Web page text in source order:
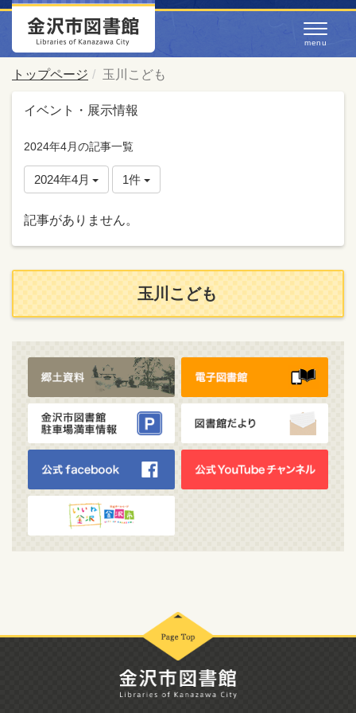
トップページ 玉川こども
イベント・展示情報
2024年4月の記事一覧
2024年4月 1件
記事がありません。
玉川こども